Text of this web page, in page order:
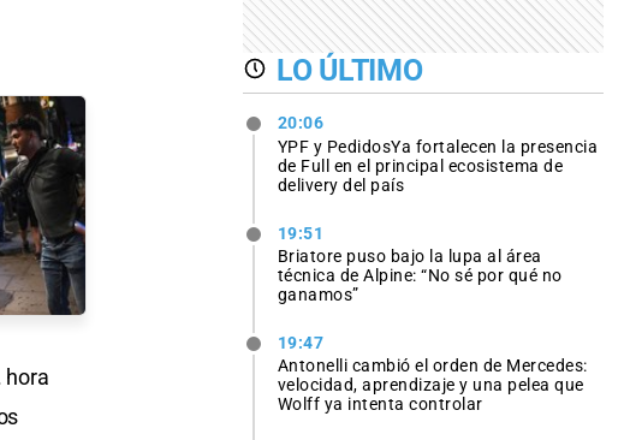
hora
LO ÚLTIMO
20:06
YPF y PedidosYa fortalecen la presencia
de Full en el principal ecosistema de
delivery del país
19:51
Briatore puso bajo la lupa al área
técnica de Alpine: “No sé por qué no
ganamos”
19:47
Antonelli cambió el orden de Mercedes:
velocidad, aprendizaje y una pelea que
Wolff ya intenta controlar